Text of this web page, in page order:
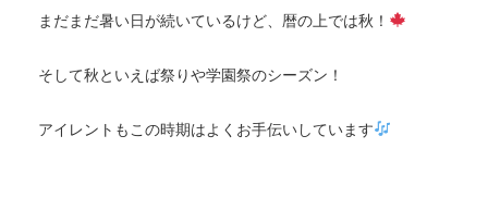
まだまだ暑い日が続いているけど、暦の上では秋！
そして秋といえば祭りや学園祭のシーズン！
アイレントもこの時期はよくお手伝いしています